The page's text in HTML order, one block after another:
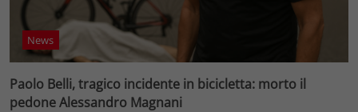
News
Paolo Belli, tragico incidente in bicicletta: morto il
pedone Alessandro Magnani